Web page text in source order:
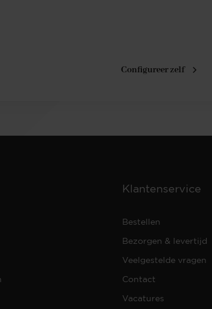
Configureer zelf
Klantenservice
Bestellen
Bezorgen & levertijd
Veelgestelde vragen
Contact
Vacatures